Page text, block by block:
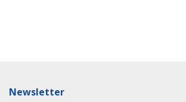
Newsletter